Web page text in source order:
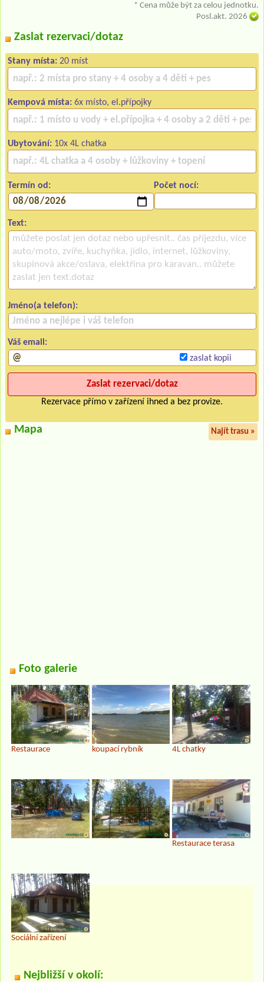
* Cena může být za celou jednotku.
Posl.akt. 2026
Zaslat rezervaci/dotaz
Stany místa: 20 míst
Kempová místa: 6x místo, el.přípojky
Ubytování: 10x 4L chatka
Termín od: Počet nocí:
Text:
Jméno(a telefon):
Váš email:
zaslat kopii
Rezervace přímo v zařízení ihned a bez provize.
Mapa Najít trasu »
Foto galerie
Restaurace koupací rybník 4L chatky
Restaurace terasa
Sociální zařízení
Nejbližší v okolí: